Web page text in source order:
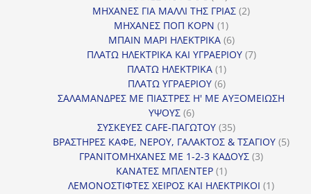
προϊόντα
ΜΗΧΑΝΕΣ ΓΙΑ ΜΑΛΛΙ ΤΗΣ ΓΡΙΑΣ 22
ΜΗΧΑΝΕΣ ΠΟΠ ΚΟΡΝ 11
προϊόν
ΜΠΑΙΝ ΜΑΡΙ ΗΛΕΚΤΡΙΚΑ 66
προϊόντα
ΠΛΑΤΩ ΗΛΕΚΤΡΙΚΑ ΚΑΙ ΥΓΡΑΕΡΙΟΥ 77
ΠΛΑΤΩ ΗΛΕΚΤΡΙΚΑ 11
προϊόν
ΠΛΑΤΩ ΥΓΡΑΕΡΙΟΥ 66
προϊόντα
ΣΑΛΑΜΑΝΔΡΕΣ ΜΕ ΠΙΑΣΤΡΕΣ Η' ΜΕ ΑΥΞΟΜΕΙΩΣΗ
ΥΨΟΥΣ 66
προϊόντα
ΣΥΣΚΕΥΕΣ CAFE-ΠΑΓΩΤΟΥ 3535
προϊόντα
ΒΡΑΣΤΗΡΕΣ ΚΑΦΕ, ΝΕΡΟΥ, ΓΑΛΑΚΤΟΣ & ΤΣΑΓΙΟΥ 55
ΓΡΑΝΙΤΟΜΗΧΑΝΕΣ ΜΕ 1-2-3 ΚΑΔΟΥΣ 33
ΚΑΝΑΤΕΣ ΜΠΛΕΝΤΕΡ 11
προϊόν
ΛΕΜΟΝΟΣΤΙΦΤΕΣ ΧΕΙΡΟΣ ΚΑΙ ΗΛΕΚΤΡΙΚΟΙ 11